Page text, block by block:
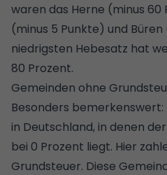
waren das Herne (minus 60
(minus 5 Punkte) und Büren
niedrigsten Hebesatz hat
80 Prozent.
Gemeinden ohne
Besonders
in Deutschland, in denen
bei 0 Prozent liegt. Hier
Grundsteuer. Diese